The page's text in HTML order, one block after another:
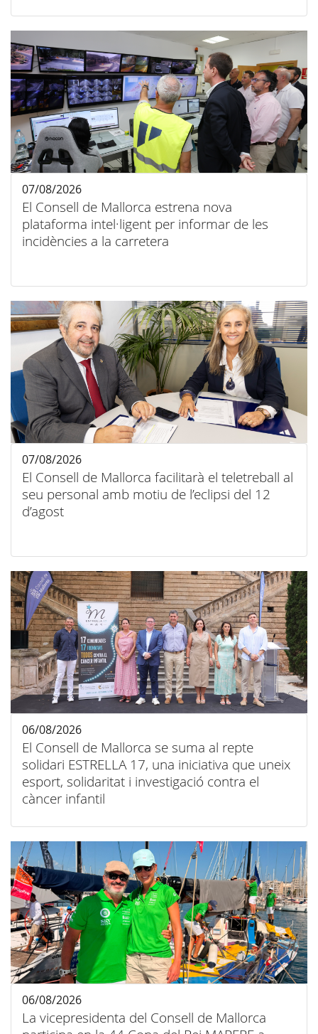
El Consell de Mallorca estrena nova
plataforma intel·ligent per informar de les
incidències a la carretera
07/08/2026
El Consell de Mallorca facilitarà el teletreball al
seu personal amb motiu de l’eclipsi del 12
d’agost
07/08/2026
El Consell de Mallorca se suma al repte
solidari ESTRELLA 17, una iniciativa que uneix
esport, solidaritat i investigació contra el
càncer infantil
06/08/2026
La vicepresidenta del Consell de Mallorca
06/08/2026